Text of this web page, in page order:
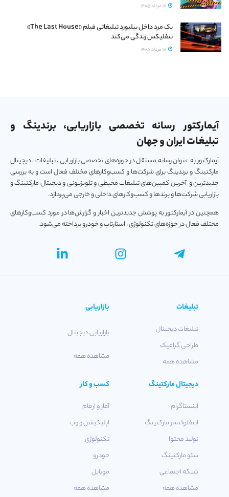
یک مرد داخل بیلبورد تبلیغاتی فیلم «The Last House»
نتفلیکس زندگی می‌کند
آیمارکتور رسانه تخصصی بازاریابی، برندینگ و
تبلیغات ایران و جهان
آیمارکتور به عنوان رسانه مستقل در حوزه‌های تخصصی بازاریابی ، تبلیغات ، دیجیتال
مارکتینگ و برندینگ برای شرکت‌ها و کسب‌و‌کارهای مختلف فعال است و به بررسی
جدیدترین و آخرین کمپین‌های تبلیغات محیطی و تلویزیونی و دیجیتال مارکتینگ و
بازاریابی شرکت‌ها و برندها و کسب‌و‌کارهای داخلی و خارجی می‌پردازد.
همچنین در آیمارکتور به پوشش جدیدترین اخبار و گزارش‌ها در مورد کسب‌و‎کارهای
مختلف فعال در حوزه‌های تکنولوژی ، استارتاپ و خودرو پرداخته می‌شود.
تبلیغات
تبلیغات دیجیتال
طراحی گرافیک
مشاهده همه
بازاریابی
بازاریابی دیجیتال
مشاهده همه
دیجیتال مارکتینگ
اینستاگرام
اینفلوئنسر مارکتینگ
تولید محتوا
سئو مارکتینگ
شبکه اجتماعی
مشاهده همه
کسب و کار
آمار و ارقام
اپلیکیشن و وب
تکنولوژی
خودرو
موبایل
مشاهده همه